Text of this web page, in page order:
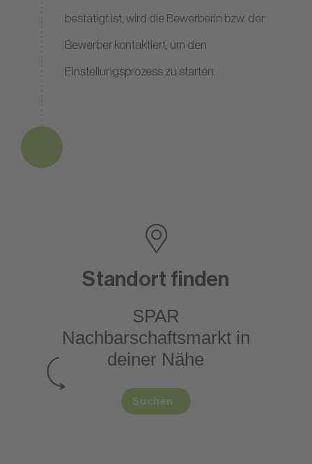
bestätigt ist, wird die Bewerberin bzw. der
Bewerber kontaktiert, um den
Einstellungsprozess zu starten.
Standort finden
SPAR
Nachbarschaftsmarktin
deiner Nähe
Suchen